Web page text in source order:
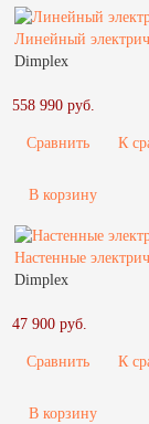
Линейный
Dimplex
558 990 руб.
Сравнить К
В корзину
Настенные
Dimplex
47 900 руб.
Сравнить К
В корзину